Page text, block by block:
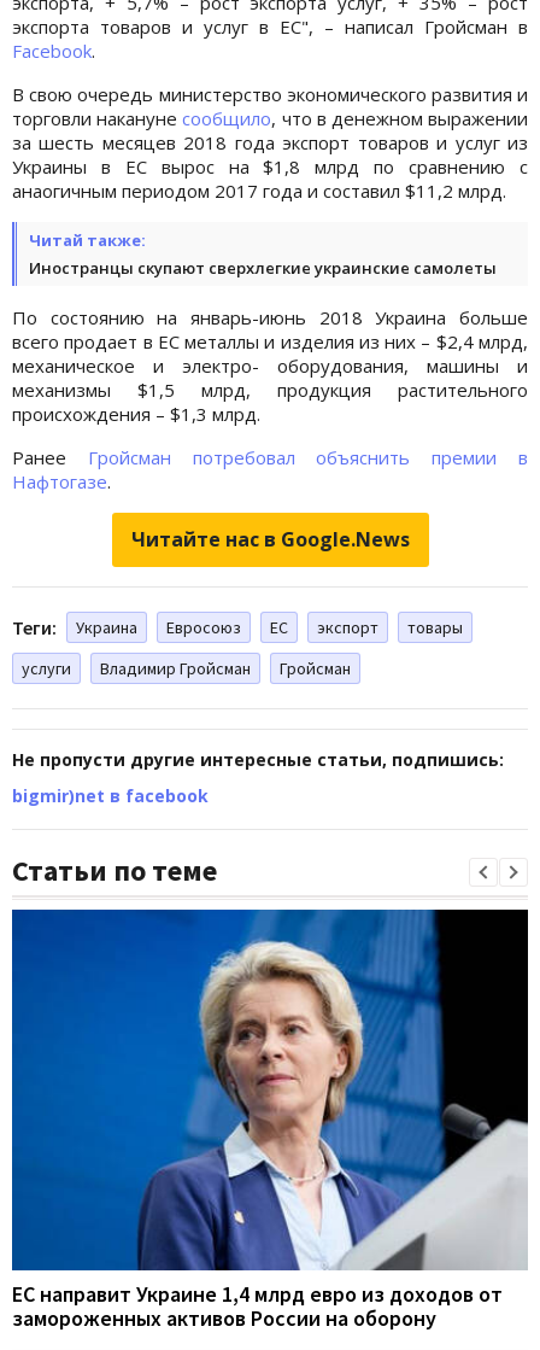
экспорта товаров и услуг в ЕС", – написал Гройсман в
Facebook.
В свою очередь министерство экономического развития и
торговли наканунесообщило, что в денежном выражении
за шесть месяцев 2018 года экспорт товаров и услуг из
Украины в ЕС вырос на $1,8 млрд по сравнению с
анаогичным периодом 2017 года и составил $11,2 млрд.
Читай также:
Иностранцы скупают сверхлегкие украинские самолеты
По состоянию на январь-июнь 2018 Украина больше
всего продает в ЕС металлы и изделия из них – $2,4 млрд,
механическое и электро- оборудования, машины и
механизмы $1,5 млрд, продукция растительного
происхождения – $1,3 млрд.
Ранее Гройсман потребовал объяснить премии в
Нафтогазе.
Читайте нас в Google.News
Теги: Украина Евросоюз ЕС экспорт
товары
услуги
Владимир Гройсман Гройсман
Не пропусти другие интересные статьи, подпишись:
bigmir)net в facebook
Статьи по теме
ЕС направит Украине 1,4 млрд евро из доходов от
замороженных активов России на оборону